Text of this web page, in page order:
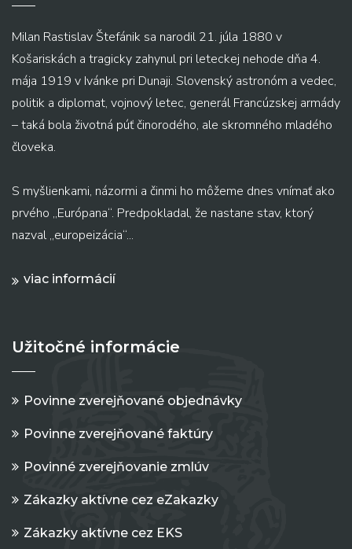
Milan Rastislav Štefánik sa narodil 21. júla 1880 v
Košariskách a tragicky zahynul pri leteckej nehode dňa 4.
mája 1919 v Ivánke pri Dunaji. Slovenský astronóm a vedec,
politik a diplomat, vojnový letec, generál Francúzskej armády
– taká bola životná púť činorodého, ale skromného mladého
človeka.
S myšlienkami, názormi a činmi ho môžeme dnes vnímať ako
prvého „Európana“. Predpokladal, že nastane stav, ktorý
nazval „europeizácia“...
viac informácií
Užitočné informácie
Povinne zverejňované objednávky
Povinne zverejňované faktúry
Povinné zverejňovanie zmlúv
Zákazky aktívne cez eZakazky
Zákazky aktívne cez EKS